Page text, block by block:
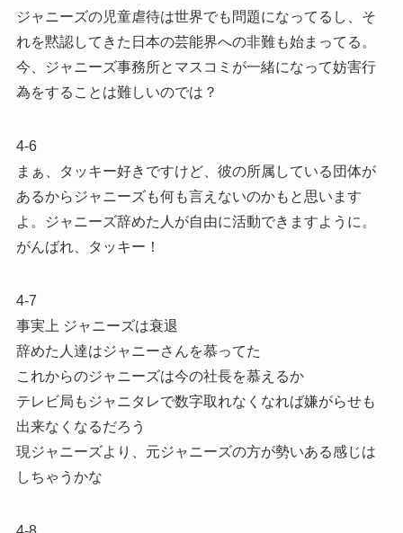
ジャニーズの児童虐待は世界でも問題になってるし、そ
れを黙認してきた日本の芸能界への非難も始まってる。
今、ジャニーズ事務所とマスコミが一緒になって妨害行
為をすることは難しいのでは？
4-6
まぁ、タッキー好きですけど、彼の所属している団体が
あるからジャニーズも何も言えないのかもと思います
よ。ジャニーズ辞めた人が自由に活動できますように。
がんばれ、タッキー！
4-7
事実上 ジャニーズは衰退
辞めた人達はジャニーさんを慕ってた
これからのジャニーズは今の社長を慕えるか
テレビ局もジャニタレで数字取れなくなれば嫌がらせも
出来なくなるだろう
現ジャニーズより、元ジャニーズの方が勢いある感じは
しちゃうかな